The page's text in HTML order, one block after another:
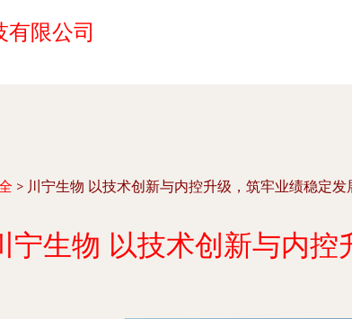
有限公司
> 川宁生物 以技术创新与内控升级，筑牢业绩稳定发
宁生物 以技术创新与内